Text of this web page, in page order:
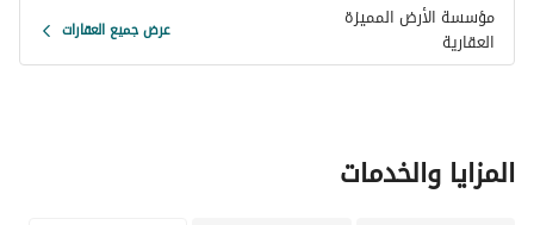
مؤسسة الأرض المميزة
العقارية عرض جميع العقارات
المزايا والخدمات